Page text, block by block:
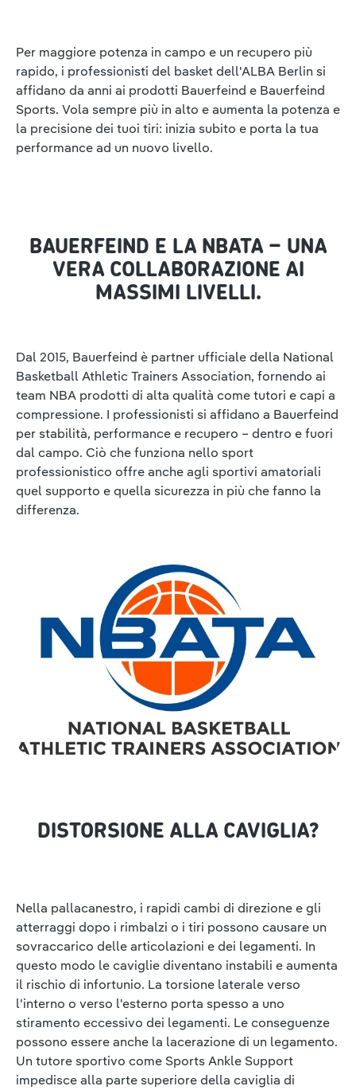
Per maggiore potenza in campo e un recupero più
rapido, i professionisti del basket dell'ALBA Berlin si
affidano da anni ai prodotti Bauerfeind e Bauerfeind
Sports. Vola sempre più in alto e aumenta la potenza e
la precisione dei tuoi tiri: inizia subito e porta la tua
performance ad un nuovo livello.
BAUERFEIND E LA NBATA – UNA
VERA COLLABORAZIONE AI
MASSIMI LIVELLI.
Dal 2015, Bauerfeind è partner ufficiale della National
Basketball Athletic Trainers Association, fornendo ai
team NBA prodotti di alta qualità come tutori e capi a
compressione. I professionisti si affidano a Bauerfeind
per stabilità, performance e recupero – dentro e fuori
dal campo. Ciò che funziona nello sport
professionistico offre anche agli sportivi amatoriali
quel supporto e quella sicurezza in più che fanno la
differenza.
DISTORSIONE ALLA CAVIGLIA?
Nella pallacanestro, i rapidi cambi di direzione e gli
atterraggi dopo i rimbalzi o i tiri possono causare un
sovraccarico delle articolazioni e dei legamenti. In
questo modo le caviglie diventano instabili e aumenta
il rischio di infortunio. La torsione laterale verso
l'interno o verso l'esterno porta spesso a uno
stiramento eccessivo dei legamenti. Le conseguenze
possono essere anche la lacerazione di un legamento.
Un tutore sportivo come Sports Ankle Support
impedisce alla parte superiore della caviglia di